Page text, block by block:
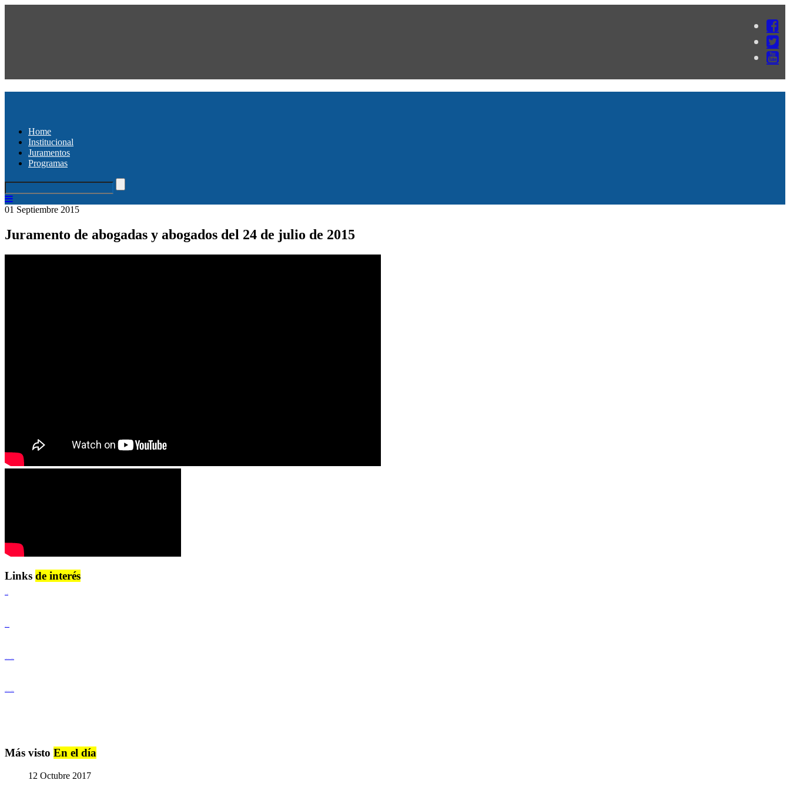
Home
Institucional
Juramentos
Programas
01 Septiembre 2015
Juramento de abogadas y abogados del 24 de julio de 2015
Links de interés
Más visto En el día
12 Octubre 2017